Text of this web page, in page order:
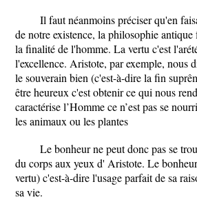
Il faut néanmoins préciser qu'en
de notre existence, la philosophie
la finalité de l'homme. La vertu c'est
l'excellence. Aristote, par exemple, nous
le souverain bien (c'est-à-dire la fin
être heureux c'est obtenir ce qui nous
caractérise l’Homme ce n’est pas se
les animaux ou les plantes
Le bonheur ne peut donc pas se
du corps aux yeux d' Aristote. Le
vertu) c'est-à-dire l'usage parfait de sa
sa vie.